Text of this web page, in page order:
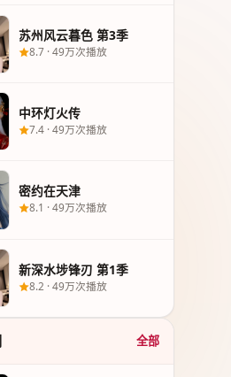
苏州风云暮色 第3季
8.7 ·49万次播放
中环灯火传
7.4 ·49万次播放
密约在天津
8.1 ·49万次播放
新深水埗锋刃 第1季
8.2 ·49万次播放
全部